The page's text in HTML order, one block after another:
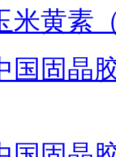
米黄素
国固晶